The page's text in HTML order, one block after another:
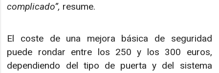
complicado”, resume.
El coste de una mejora básica de seguridad
puede rondar entre los 250 y los 300 euros,
dependiendo del tipo de puerta y del sistema